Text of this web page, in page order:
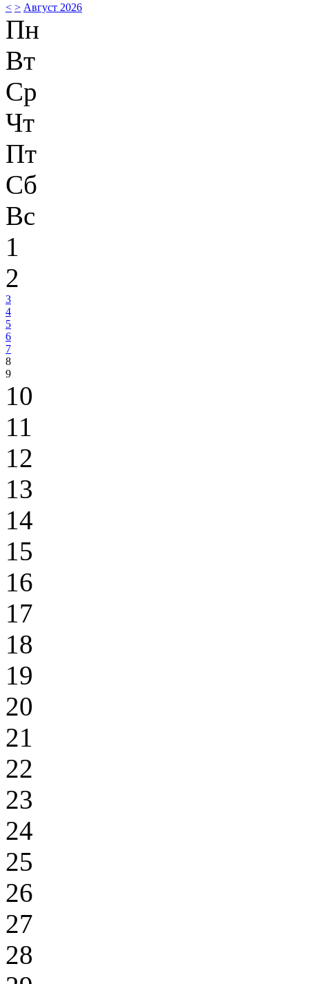
< > Август 2026
Пн
Вт
Ср
Чт
Пт
Сб
Вс
1
2
3
4
5
6
7
8
9
10
11
12
13
14
15
16
17
18
19
20
21
22
23
24
25
26
27
28